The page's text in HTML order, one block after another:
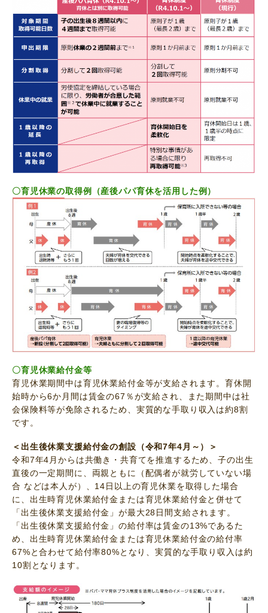
〇育児休業の取得例（産後パパ育休を活用した例）
〇育児休業給付金等
育児休業期間中は育児休業給付金等が支給されます。育休開
始時から6か月間は賃金の67％が支給され、また期間中は社
会保険料等が免除されるため、実質的な手取り収入は約8割
です。
＜出生後休業支援給付金の創設（令和7年4月～）＞
令和7年4月からは共働き・共育てを推進するため、子の出生
直後の一定期間に、両親ともに（配偶者が就労していない場
合 などは本人が）、14日以上の育児休業を取得した場合
に、出生時育児休業給付金または育児休業給付金と併せて
「出生後休業支援給付金」が最大28日間支給されます。
「出生後休業支援給付金」の給付率は賃金の13%であるた
め、出生時育児休業給付金または育児休業給付金の給付率
67%と合わせて給付率80%となり、実質的な手取り収入は約
10割となります。